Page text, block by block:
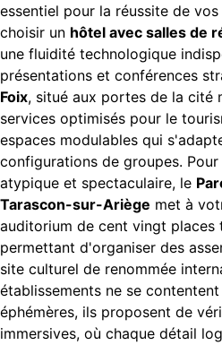
essentiel pour la réussite de
choisir un hôtel avec salles de
une fluidité technologique
présentations et conférences
Foix, situé aux portes de la cité
services optimisés pour le
espaces modulables qui
configurations de groupes.
atypique et spectaculaire, le
Tarascon-sur-Ariège met à
auditorium de cent vingt places
permettant d'organiser des
site culturel de renommée
établissements ne se
éphémères, ils proposent de
immersives, où chaque détail